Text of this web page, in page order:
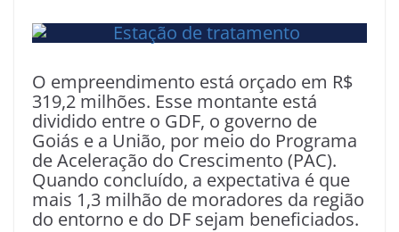
O empreendimento está orçado em R$
319,2 milhões. Esse montante está
dividido entre o GDF, o governo de
Goiás e a União, por meio do Programa
de Aceleração do Crescimento (PAC).
Quando concluído, a expectativa é que
mais 1,3 milhão de moradores da região
do entorno e do DF sejam beneficiados.